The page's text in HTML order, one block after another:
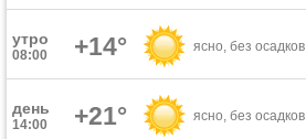
утро
08:00 +14° ясно, без осадков
день
14:00 +21° ясно, без осадков